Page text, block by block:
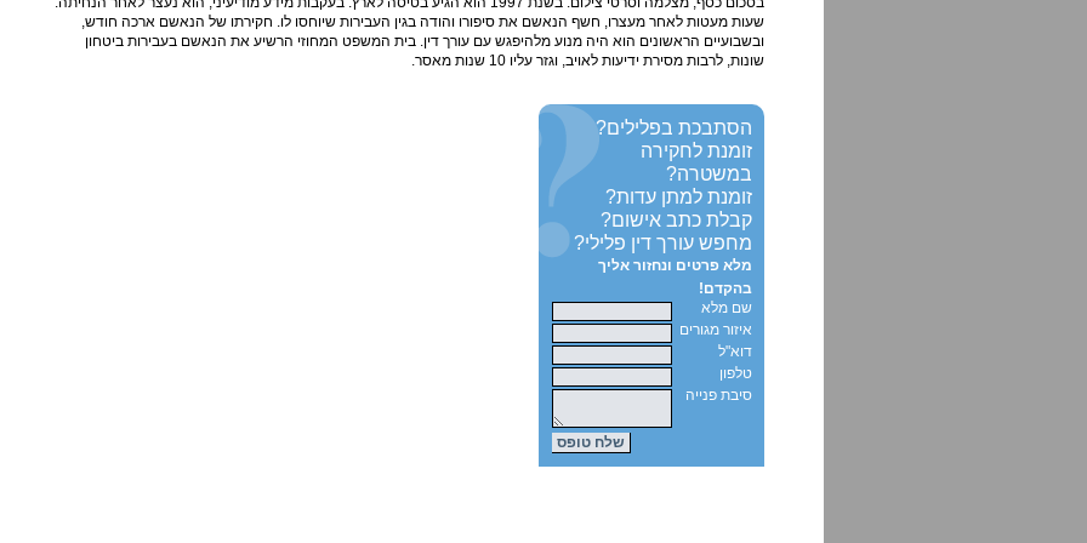
שעות מעטות לאחר מעצרו, חשף הנאשם את סיפורו והודה בגין העבירות שיוחסו לו. חקירתו של הנאשם ארכה חודש,
ובשבועיים הראשונים הוא היה מנוע מלהיפגש עם עורך דין. בית המשפט המחוזי הרשיע את הנאשם בעבירות ביטחון
שונות, לרבות מסירת ידיעות לאויב, וגזר עליו 10 שנות מאסר.
הסתבכת בפלילים?
זומנת לחקירה
במשטרה?
זומנת למתן עדות?
קבלת כתב אישום?
מחפש עורך דין פלילי?
מלא פרטים ונחזור אליך
בהקדם!
שם מלא
איזור מגורים
דוא"ל
טלפון
סיבת פנייה